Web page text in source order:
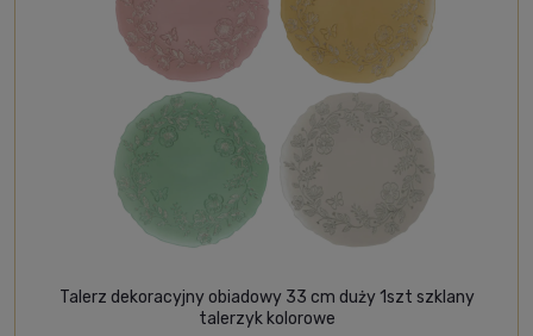
Talerz dekoracyjny obiadowy 33 cm duży 1szt szklany
talerzyk kolorowe